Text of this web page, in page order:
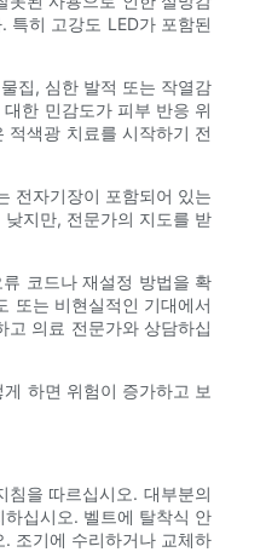
특히 고강도 LED가 포함된
집, 심한 발적 또는 작열감
한 민감도가 피부 반응 위
색광 치료를 시작하기 전
전자기장이 포함되어 있는
지만, 전문가의 지도를 받
코드나 재설정 방법을 확
또는 비현실적인 기대에서
고 의료 전문가와 상담하십
하면 위험이 증가하고 보
을 따르십시오. 대부분의
십시오. 벨트에 탈착식 안
조기에 수리하거나 교체하